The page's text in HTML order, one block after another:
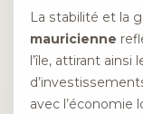
La stabilité et la
mauricienne
l’île, attirant ainsi
avec l’économie